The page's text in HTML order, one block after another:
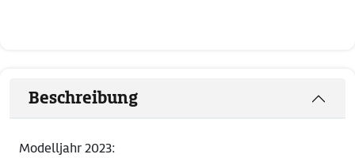
Beschreibung
Modelljahr 2023: